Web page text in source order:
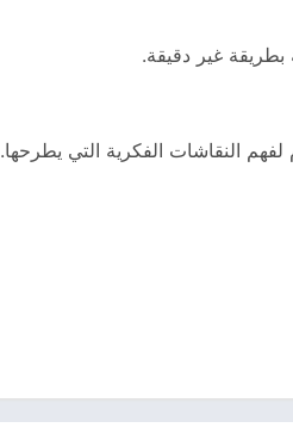
بطريقة غير دقيقة.
النقاشات الفكرية التي يطرحها.